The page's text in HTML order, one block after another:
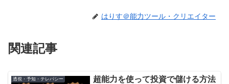
はりす＠能力ツール・クリエイター
関連記事
透視・予知・テレパシー
超能力を使って投資で儲ける方法